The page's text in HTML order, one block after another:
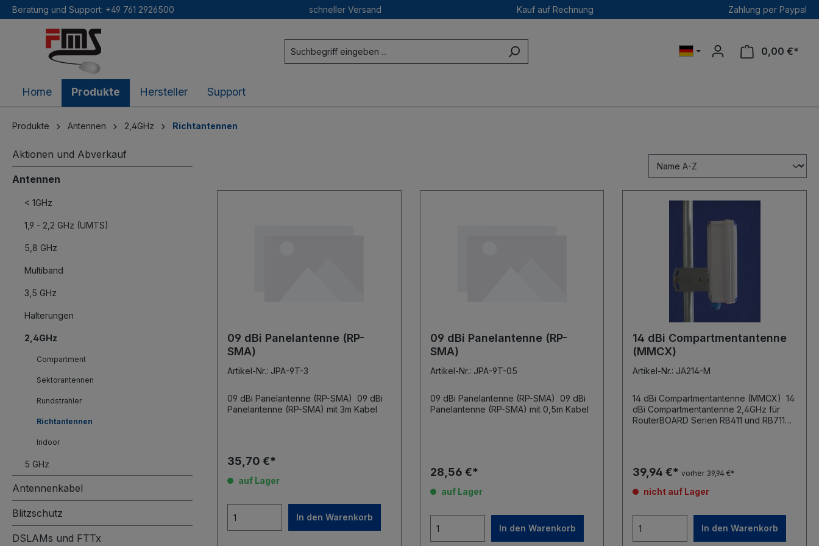
springen
Beratung und Support: +49 761 2926500 schneller Versand Kauf auf Rechnung Zahlung per Paypal
0,00 €*
Home Produkte Hersteller Support
Produkte Antennen 2,4GHz Richtantennen
Aktionen und Abverkauf
Antennen
< 1GHz
1,9 - 2,2 GHz (UMTS)
5,8 GHz
Multiband
3,5 GHz
Halterungen
2,4GHz
Compartment
Sektorantennen
Rundstrahler
Richtantennen
Indoor
5 GHz
Antennenkabel
Blitzschutz
DSLAMs und FTTx
09 dBi Panelantenne (RP-
SMA)
Artikel-Nr.: JPA-9T-3
09 dBi Panelantenne (RP-SMA) 09 dBi
35,70 €*
auf Lager
In den Warenkorb
09 dBi Panelantenne (RP-
SMA)
Artikel-Nr.: JPA-9T-05
09 dBi Panelantenne (RP-SMA) 09 dBi
Panelantenne (RP-SMA) mit 0,5m Kabel
28,56 €*
auf Lager
In den Warenkorb
14 dBi Compartmentantenne
(MMCX)
Artikel-Nr.: JA214-M
14 dBi Compartmentantenne (MMCX) 14
dBi Compartmentantenne 2,4GHz für
RouterBOARD Serien RB411 und RB711
39,94 €*vorher 39,94 €*
nicht auf Lager
In den Warenkorb